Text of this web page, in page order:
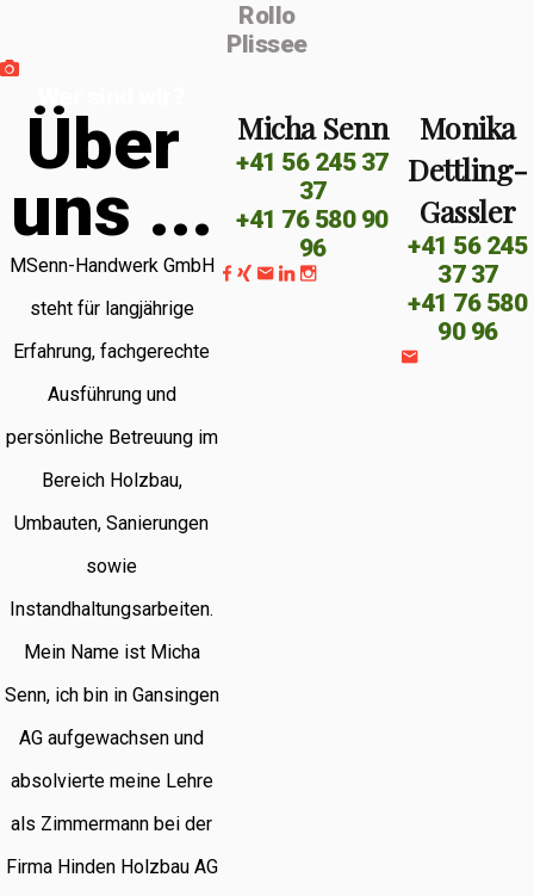
Rollo
Plissee
Über
uns ...
MSenn-Handwerk GmbH
steht für langjährige
Erfahrung, fachgerechte
Ausführung und
persönliche Betreuung im
Bereich Holzbau,
Umbauten, Sanierungen
sowie
Instandhaltungsarbeiten.
Mein Name ist Micha
Senn, ich bin in Gansingen
AG aufgewachsen und
absolvierte meine Lehre
als Zimmermann bei der
Firma Hinden Holzbau AG
Micha Senn
+41 56 245 37
37
+41 76 580 90
96
Monika
Dettling-
Gassler
+41 56 245
37 37
+41 76 580
90 96